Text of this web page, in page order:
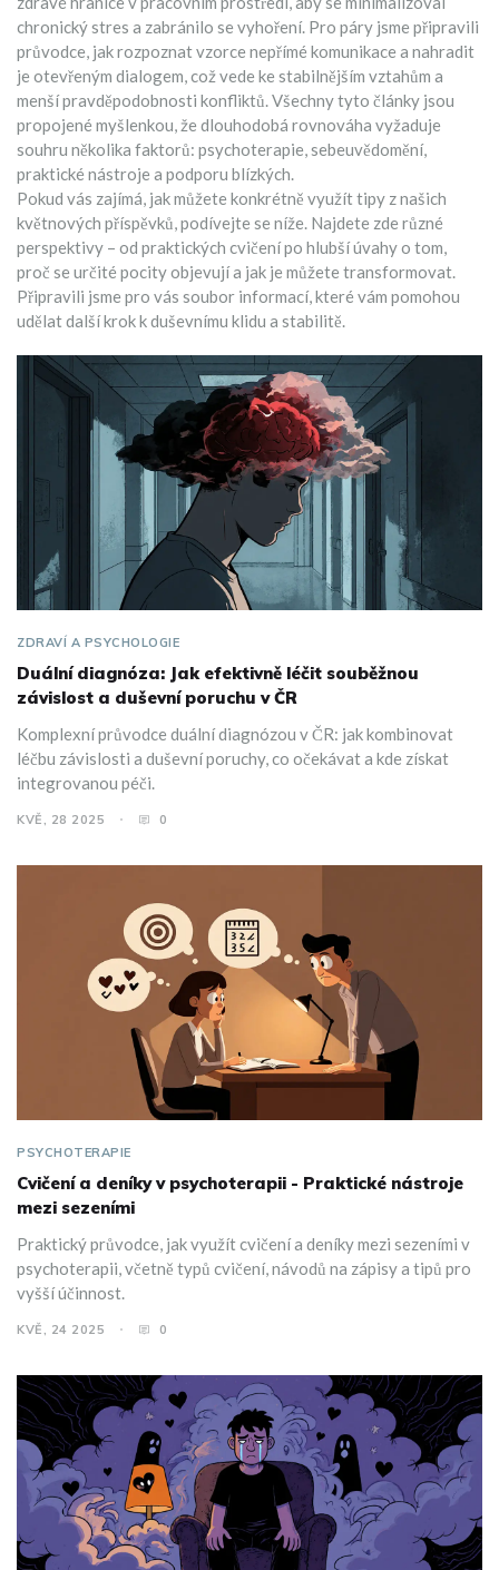
chronický stres a zabránilo se vyhoření. Pro páry jsme připravili
průvodce, jak rozpoznat vzorce nepřímé komunikace a nahradit
je otevřeným dialogem, což vede ke stabilnějším vztahům a
menší pravděpodobnosti konfliktů. Všechny tyto články jsou
propojené myšlenkou, že dlouhodobá rovnováha vyžaduje
souhru několika faktorů: psychoterapie, sebeuvědomění,
praktické nástroje a podporu blízkých.
Pokud vás zajímá, jak můžete konkrétně využít tipy z našich
květnových příspěvků, podívejte se níže. Najdete zde různé
perspektivy – od praktických cvičení po hlubší úvahy o tom,
proč se určité pocity objevují a jak je můžete transformovat.
Připravili jsme pro vás soubor informací, které vám pomohou
udělat další krok k duševnímu klidu a stabilitě.
ZDRAVÍ A PSYCHOLOGIE
Duální diagnóza: Jak efektivně léčit souběžnou
závislost a duševní poruchu v ČR
Komplexní průvodce duální diagnózou v ČR: jak kombinovat
léčbu závislosti a duševní poruchy, co očekávat a kde získat
integrovanou péči.
KVĚ, 28 2025 0
PSYCHOTERAPIE
Cvičení a deníky v psychoterapii - Praktické nástroje
mezi sezeními
Praktický průvodce, jak využít cvičení a deníky mezi sezeními v
psychoterapii, včetně typů cvičení, návodů na zápisy a tipů pro
vyšší účinnost.
KVĚ, 24 2025 0